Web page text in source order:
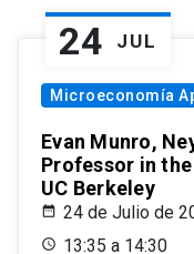
24 JUL
Microeconomía
Evan Munro,
Professor in
UC Berkeley
24 de Julio de
13:35 a 14:30